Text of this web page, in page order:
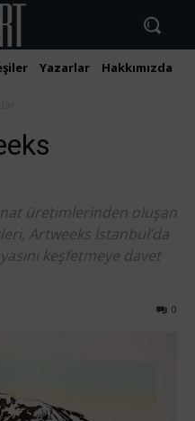
Yazarlar Hakkımızda
üretimlerinden oluşan
Artweeks İstanbul’da
keşfetmeye davet
0